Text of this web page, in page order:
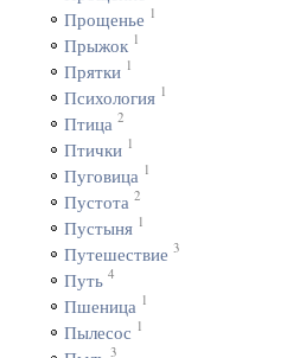
Прощенье 1
Прыжок 1
Прятки 1
Психология 1
Птица 2
Птички 1
Пуговица 1
Пустота 2
Пустыня 1
Путешествие 3
Путь 4
Пшеница 1
Пылесос 1
3